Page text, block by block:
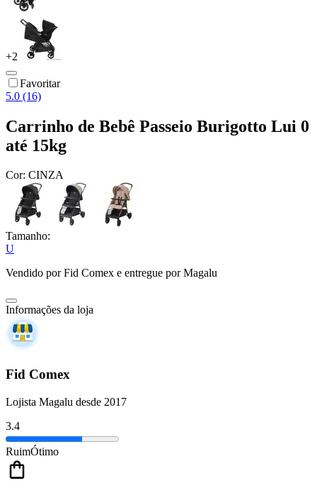
+2
Favoritar
5.0 (16)
Carrinho de Bebê Passeio Burigotto Lui 0
até 15kg
Cor: CINZA
Tamanho:
U
Vendido porFid Comex e entregue por Magalu
Informações da loja
Fid Comex
Lojista Magalu desde 2017
3.4
RuimÓtimo